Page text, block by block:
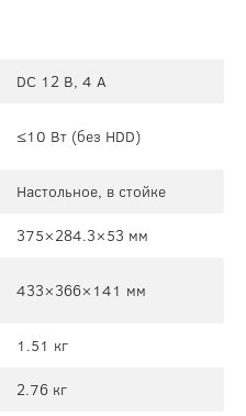
DC 12 В, 4 А
≤10 Вт (без HDD)
Настольное, в стойке
375×284.3×53 мм
433×366×141 мм
1.51 кг
2.76 кг